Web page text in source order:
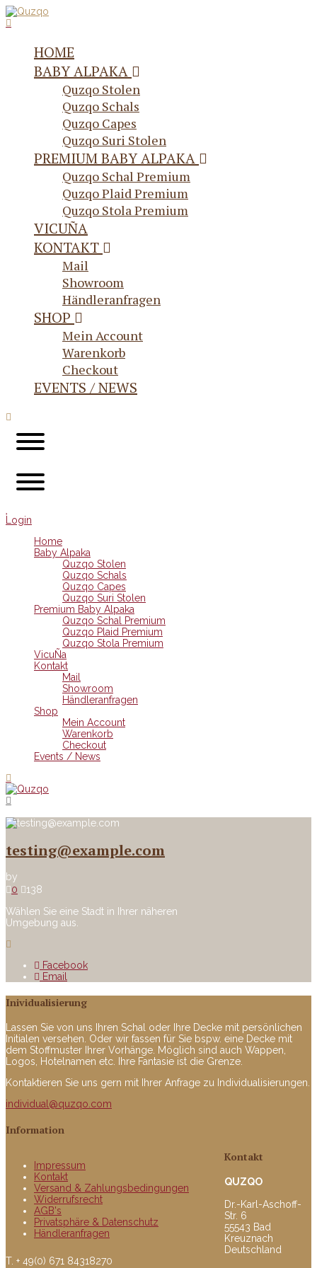
HOME
BABY ALPAKA
Quzqo Stolen
Quzqo Schals
Quzqo Capes
Quzqo Suri Stolen
PREMIUM BABY ALPAKA
Quzqo Schal Premium
Quzqo Plaid Premium
Quzqo Stola Premium
VICUÑA
KONTAKT
Mail
Showroom
Händleranfragen
SHOP
Mein Account
Warenkorb
Checkout
EVENTS / NEWS
Login
Home
Baby Alpaka
Quzqo Stolen
Quzqo Schals
Quzqo Capes
Quzqo Suri Stolen
Premium Baby Alpaka
Quzqo Schal Premium
Quzqo Plaid Premium
Quzqo Stola Premium
VicuÑa
Kontakt
Mail
Showroom
Händleranfragen
Shop
Mein Account
Warenkorb
Checkout
Events / News
testing@example.com
by
0
138
Wählen Sie eine Stadt in Ihrer näheren
Umgebung aus.
Facebook
Email
Inividualisierung
Lassen Sie von uns Ihren Schal oder Ihre Decke mit persönlichen
Initialen versehen. Oder wir fassen für Sie bspw. eine Decke mit
dem Stoffmuster Ihrer Vorhänge. Möglich sind auch Wappen,
Logos, Hotelnamen etc. Ihre Fantasie ist die Grenze.
Kontaktieren Sie uns gern mit Ihrer Anfrage zu Individualisierungen.
individual@quzqo.com
Information
Impressum
Kontakt
Versand & Zahlungsbedingungen
Widerrufsrecht
AGB's
Privatsphäre & Datenschutz
Händleranfragen
Kontakt
QUZQO
Dr.-Karl-Aschoff-
Str. 6
55543 Bad
Kreuznach
Deutschland
T. + 49(0) 671 84318270